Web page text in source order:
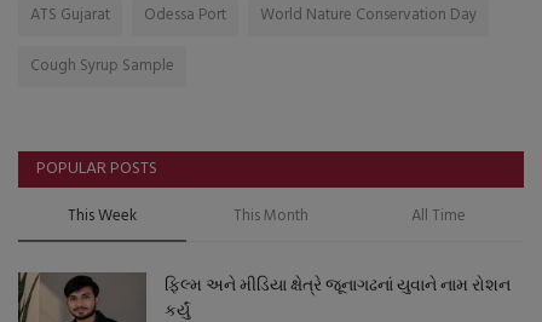
ATS Gujarat
Odessa Port
World Nature Conservation Day
Cough Syrup Sample
POPULAR POSTS
This Week This Month All Time
ફિલ્મ અને મીડિયા ક્ષેત્રે જૂનાગઢનાં યુવાને નામ રોશન
કર્યું